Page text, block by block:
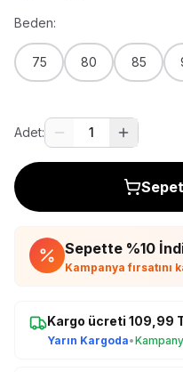
Beden:
75 80 85
Adet: 1
Sepette %10
Kampanya fırsatını
Kargo ücreti 109,99
Yarın Kargoda•